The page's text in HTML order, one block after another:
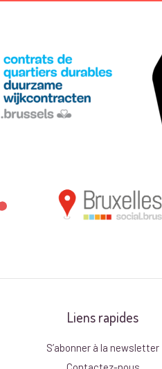
Liens rapides
S’abonner à la newsletter